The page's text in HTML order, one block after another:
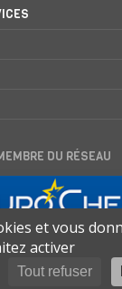
DU RÉSEAU
et vous
activer
Tout refuser